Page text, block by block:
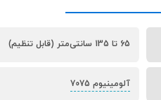
65 تا 135 سانتی‌متر (قابل تنظیم)
آلومینیوم 7075